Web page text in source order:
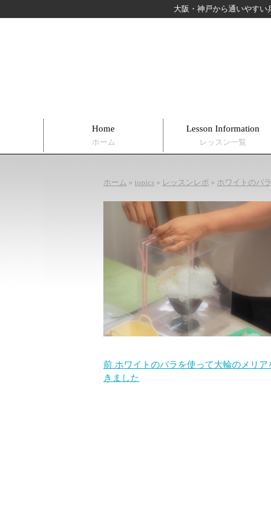
大阪・神戸から通いやすい
Home
ホーム
Lesson Information
レッスン一覧
ホーム » topics » レッスンレポ » ホワイトのバ
前 ホワイトのバラを使って大輪のメリア
きました